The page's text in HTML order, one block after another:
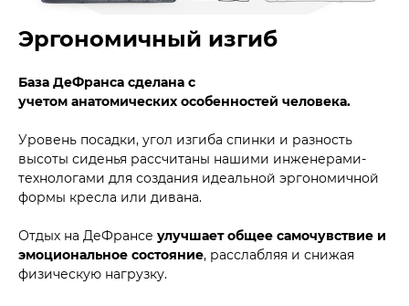
Эргономичный изгиб
База ДеФранса сделана с
учетом анатомических особенностей человека.
Уровень посадки, угол изгиба спинки и разность
высоты сиденья рассчитаны нашими инженерами-
технологами для создания идеальной эргономичной
формы кресла или дивана.
Отдых на ДеФрансе улучшает общее самочувствие и
эмоциональное состояние, расслабляя и снижая
физическую нагрузку.